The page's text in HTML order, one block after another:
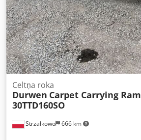
Strzałkowo 666 km
Celtņa roka
Durwen Carpet Carrying Ram
30TTD160SO